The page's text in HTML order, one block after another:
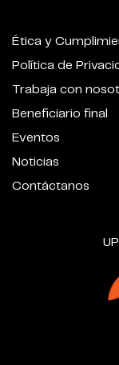
Ética y
Política de
Trabaja con
Beneficiario final
Eventos
Noticias
Contáctanos